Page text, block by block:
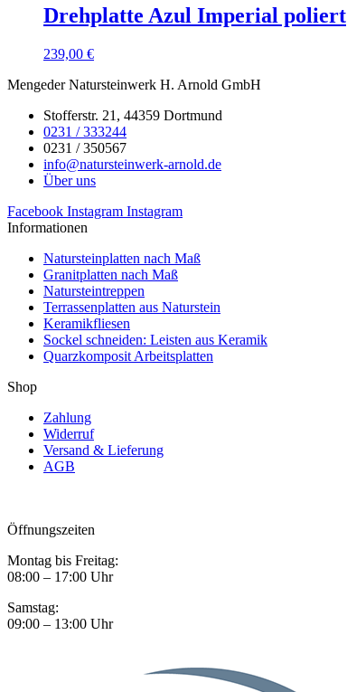
Drehplatte Azul Imperial poliert
239,00 €
Mengeder Natursteinwerk H. Arnold GmbH
Stofferstr. 21, 44359 Dortmund
0231 / 333244
0231 / 350567
info@natursteinwerk-arnold.de
Über uns
Facebook Instagram Instagram
Informationen
Natursteinplatten nach Maß
Granitplatten nach Maß
Natursteintreppen
Terrassenplatten aus Naturstein
Keramikfliesen
Sockel schneiden: Leisten aus Keramik
Quarzkomposit Arbeitsplatten
Shop
Zahlung
Widerruf
Versand & Lieferung
AGB
Öffnungszeiten
Montag bis Freitag:
08:00 – 17:00 Uhr
Samstag:
09:00 – 13:00 Uhr